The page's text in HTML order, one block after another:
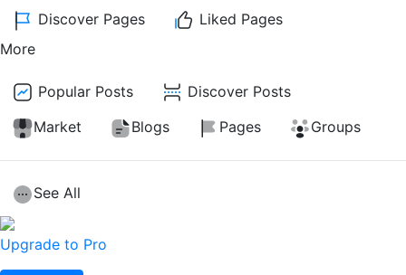
Discover Pages
Liked Pages
More
Popular Posts
Discover Posts
Market
Blogs Pages Groups
See All
Upgrade to Pro